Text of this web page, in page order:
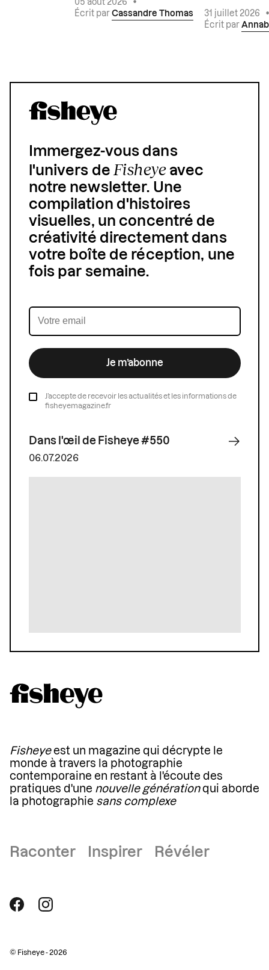
05 août 2026
•
Écrit par Cassandre Thomas 31 juillet 2026
Écrit par
Immergez-vous dans
l'univers de Fisheyeavec
notre newsletter. Une
compilation d'histoires
visuelles, un concentré de
créativité directement dans
votre boîte de réception, une
fois par semaine.
Je m’abonne
J’accepte de recevoir les actualités et les informations de
fisheyemagazine.fr
Dans l'œil de Fisheye #550
06.07.2026
Fisheyeest un magazine qui décrypte le
monde à travers la photographie
contemporaine en restant à l'écoute des
pratiques d'une nouvelle générationqui aborde
la photographie sans complexe
Raconter Inspirer Révéler
© Fisheye - 2026